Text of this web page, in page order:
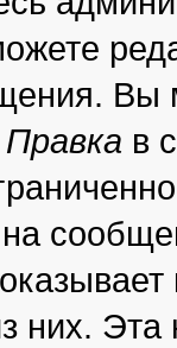
Вы
Правка в
на
них. Эта